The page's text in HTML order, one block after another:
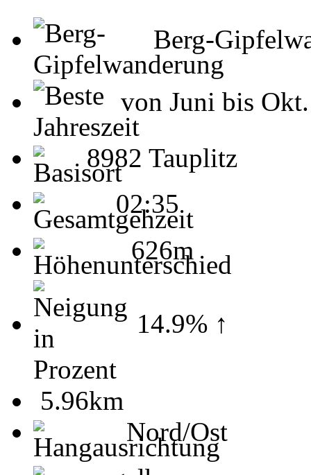
Berg-
von Juni bis Okt.
8982 Tauplitz
02:35
626m
14.9% ↑
5.96km
Nord/Ost